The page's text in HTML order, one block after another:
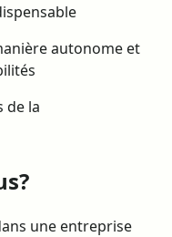
autonome et
de la
une entreprise